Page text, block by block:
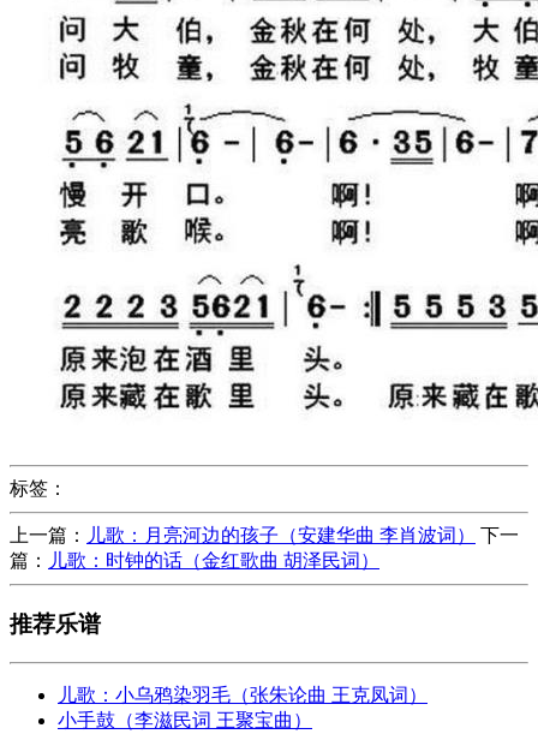
标签：
上一篇： 儿歌：月亮河边的孩子（安建华曲 李肖波词）
下一
篇：
儿歌：时钟的话（金红歌曲 胡泽民词）
推荐乐谱
儿歌：小乌鸦染羽毛（张朱论曲 王克凤词）
小手鼓（李滋民词 王聚宝曲）